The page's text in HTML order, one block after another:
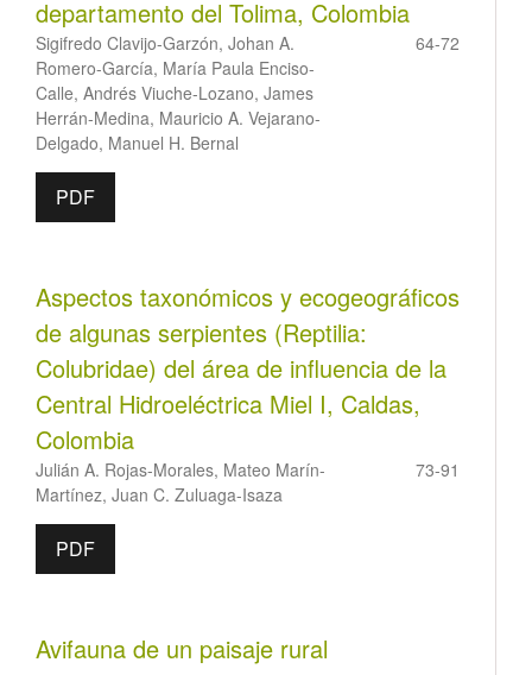
departamento del Tolima, Colombia
Sigifredo Clavijo-Garzón, Johan A.
Romero-García, María Paula Enciso-
Calle, Andrés Viuche-Lozano, James
Herrán-Medina, Mauricio A. Vejarano-
Delgado, Manuel H. Bernal
64-72
PDF
Aspectos taxonómicos y ecogeográficos
de algunas serpientes (Reptilia:
Colubridae) del área de influencia de la
Central Hidroeléctrica Miel I, Caldas,
Colombia
Julián A. Rojas-Morales, Mateo Marín-
Martínez, Juan C. Zuluaga-Isaza
73-91
PDF
Avifauna de un paisaje rural